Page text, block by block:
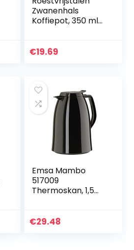
Zwanenhals
Koffiepot, 350 ml
Druppelpot Ketel
€19.69
Emsa Mambo
517009
Thermoskan, 1,5
houdt 12 uur
€29.48